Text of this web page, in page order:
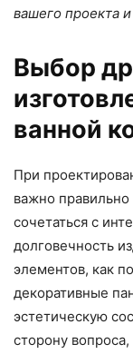
вашего проекта
Выбор
ванной
При
важно правильно
сочетаться с
долговечность
элементов, как
декоративные
эстетическую
сторону вопроса,